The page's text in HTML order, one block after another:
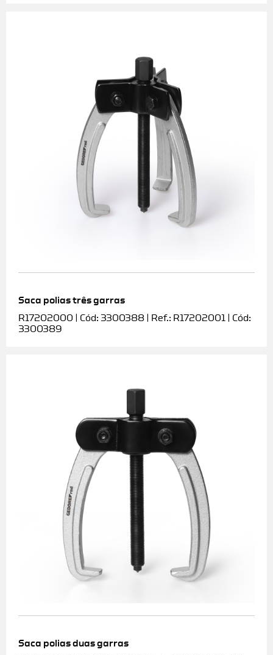
Saca polias três garras
R17202000 | Cód: 3300388 | Ref.: R17202001 | Cód:
3300389
Saca polias duas garras